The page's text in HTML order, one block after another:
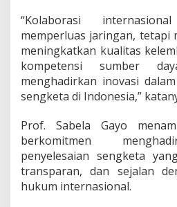
n
a
“Kolaborasi
memperluas jaringan, tetapi
meningkatkan kualitas
kompetensi sumber
menghadirkan inovasi
sengketa di Indonesia,”
Prof. Sabela Gayo
berkomitmen
penyelesaian sengketa
transparan, dan sejalan
hukum internasional.